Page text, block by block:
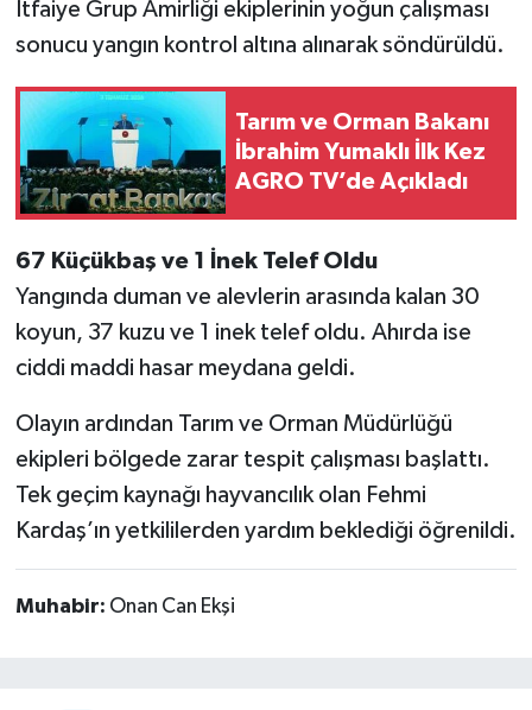
İtfaiye Grup Amirliği ekiplerinin yoğun çalışması
sonucu yangın kontrol altına alınarak söndürüldü.
Tarım ve Orman Bakanı
İbrahim Yumaklı İlk Kez
AGRO TV’de Açıkladı
67 Küçükbaş ve 1 İnek Telef Oldu
Yangında duman ve alevlerin arasında kalan 30
koyun, 37 kuzu ve 1 inek telef oldu. Ahırda ise
ciddi maddi hasar meydana geldi.
Olayın ardından Tarım ve Orman Müdürlüğü
ekipleri bölgede zarar tespit çalışması başlattı.
Tek geçim kaynağı hayvancılık olan Fehmi
Kardaş’ın yetkililerden yardım beklediği öğrenildi.
Muhabir: Onan Can Ekşi